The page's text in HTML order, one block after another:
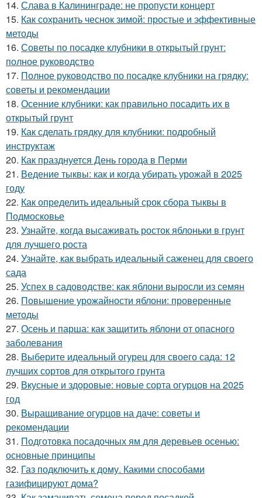
14. Слава в Калининграде: не пропусти концерт
15. Как сохранить чеснок зимой: простые и эффективные
методы
16. Советы по посадке клубники в открытый грунт:
полное руководство
17. Полное руководство по посадке клубники на грядку:
советы и рекомендации
18. Осенние клубники: как правильно посадить их в
открытый грунт
19. Как сделать грядку для клубники: подробный
инструктаж
20. Как празднуется День города в Перми
21. Ведение тыквы: как и когда убирать урожай в 2025
году
22. Как определить идеальный срок сбора тыквы в
Подмосковье
23. Узнайте, когда высаживать росток яблоньки в грунт
для лучшего роста
24. Узнайте, как выбрать идеальный саженец для своего
сада
25. Успех в садоводстве: как яблони выросли из семян
26. Повышение урожайности яблони: проверенные
методы
27. Осень и парша: как защитить яблони от опасного
заболевания
28. Выберите идеальный огурец для своего сада: 12
лучших сортов для открытого грунта
29. Вкусные и здоровые: новые сорта огурцов на 2025
год
30. Выращивание огурцов на даче: советы и
рекомендации
31. Подготовка посадочных ям для деревьев осенью:
основные принципы
32. Газ подключить к дому. Какими способами
газифицируют дома?